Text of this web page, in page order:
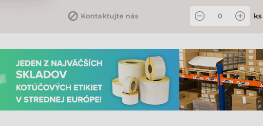
Kontaktujte nás ks